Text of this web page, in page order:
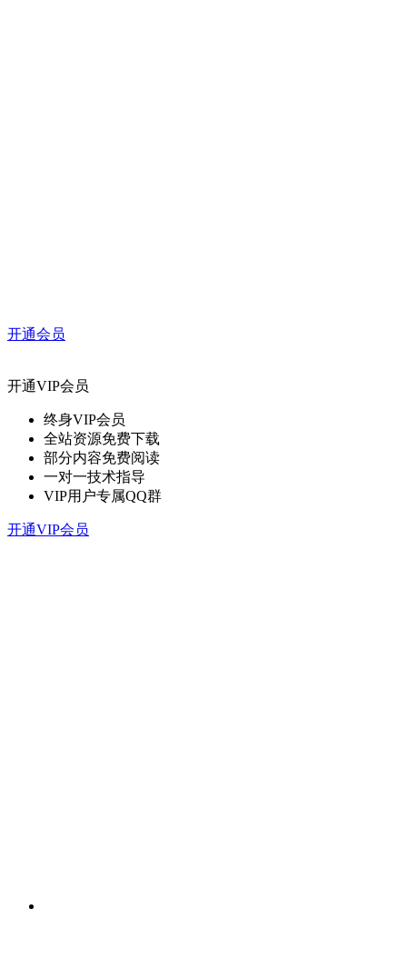
开通会员
开通VIP会员
终身VIP会员
全站资源免费下载
部分内容免费阅读
一对一技术指导
VIP用户专属QQ群
开通VIP会员